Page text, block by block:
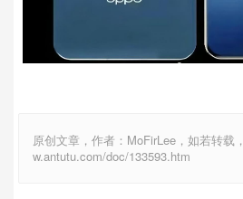
原创文章，作者：MoFirLee，如若转载
w.antutu.com/doc/133593.htm